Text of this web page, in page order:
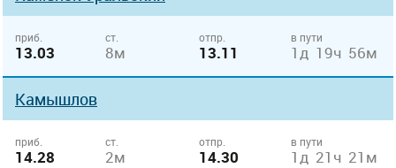
приб.
13.03
ст.
8м
отпр.
13.11
в пути
1д 19ч 56м
Камышлов
приб.
14.28
ст.
2м
отпр.
14.30
в пути
1д 21ч 21м